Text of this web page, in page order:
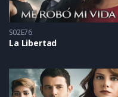
S02E76
La Libertad